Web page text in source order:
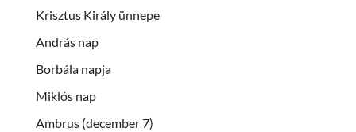
Krisztus Király ünnepe
András nap
Borbála napja
Miklós nap
Ambrus (december 7)